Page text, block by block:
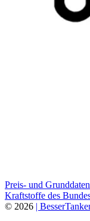
Preis- und
Kraftstoffe des
© 2026 |